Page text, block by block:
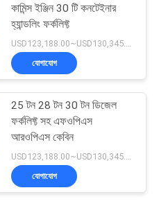
কামিন্স ইঞ্জিন 30 টি কনটেইনার
হ্যান্ডলিং ফর্কলিফ্ট
USD123,188.00~USD130,345.00/ Unit MOQ:1 একক
যোগাযোগ
25 টন 28 টন 30 টন ডিজেল
ফর্কলিফ্ট সহ এফওপিএস
আরওপিএস কেবিন
যোগাযোগ